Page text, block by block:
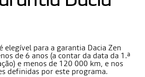
elegível para a garantia Dacia Zen
de 6 anos (a contar da data da 1.ª
e menos de 120 000 km, e nos
definidas por este programa.